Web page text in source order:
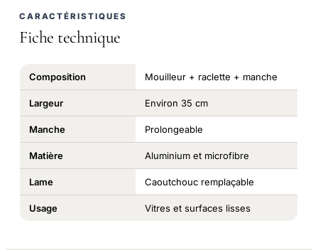
CARACTÉRISTIQUES
Fiche technique
Composition Mouilleur + raclette + manche
Largeur Environ 35 cm
Manche Prolongeable
Matière Aluminium et microfibre
Lame Caoutchouc remplaçable
Usage Vitres et surfaces lisses